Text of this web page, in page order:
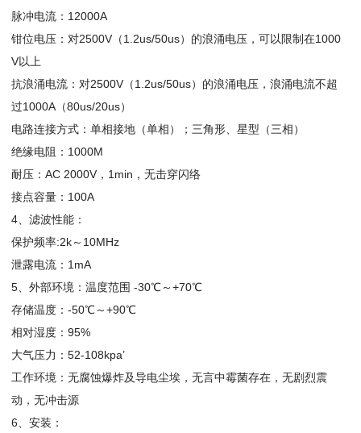
脉冲电流：12000A
钳位电压：对2500V（1.2us/50us）的浪涌电压，可以限制在1000
V以上
抗浪涌电流：对2500V（1.2us/50us）的浪涌电压，浪涌电流不超
过1000A（80us/20us）
电路连接方式：单相接地（单相）；三角形、星型（三相）
绝缘电阻：1000M
耐压：AC 2000V，1min，无击穿闪络
接点容量：100A
4、滤波性能：
保护频率:2k～10MHz
泄露电流：1mA
5、外部环境：温度范围 -30℃～+70℃
存储温度：-50℃～+90℃
相对湿度：95%
大气压力：52-108kpa’
工作环境：无腐蚀爆炸及导电尘埃，无言中霉菌存在，无剧烈震
动，无冲击源
6、安装：